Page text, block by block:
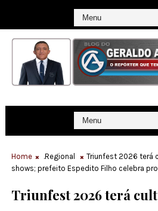
Home .Regional
Triunfest 2026 terá
shows; prefeito Espedito Filho celebra
Triunfest 2026 terá